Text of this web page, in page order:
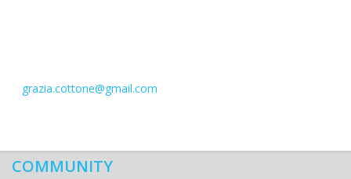
grazia.cottone@gmail.com
COMMUNITY